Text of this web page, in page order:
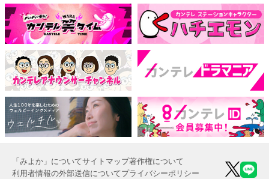
「みよか」についてサイトマップ著作権について
利用者情報の外部送信についてプライバシーポリシー